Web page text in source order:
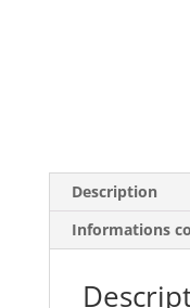
Description
Informations